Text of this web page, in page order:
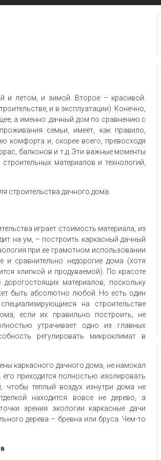
и летом, и зимой. Второе – красивой.
и в эксплуатации). Конечно,
а именно: дачный дом по сравнению с
семьи, имеет, как правило,
комфорта и, скорее всего, превосходя
балконов и т.д. Эти важные моменты
материалов и технологий,
строительства дачного дома.
играет стоимость материала, из
на ум, – построить каркасный дачный
при ее грамотном использовании
и сравнительно недорогие дома (хотя
хлипкой и продуваемой). По красоте
материалов, поскольку
быть абсолютно любой. Но есть один
на строительстве
если их правильно построить, не
утрачивает одно из главных
регулировать микроклимат в
каркасного дачного дома, не намокал
приходится полностью изолировать
чтобы теплый воздух изнутри дома не
находится вовсе не дерево, а
зрения экологии каркасные дачи
дерева – бревна или бруса. Чем-то